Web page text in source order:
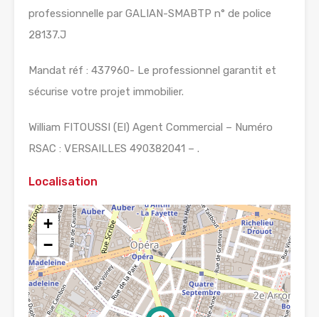
professionnelle par GALIAN-SMABTP n° de police
28137.J
Mandat réf : 437960- Le professionnel garantit et
sécurise votre projet immobilier.
William FITOUSSI (EI) Agent Commercial – Numéro
RSAC : VERSAILLES 490382041 – .
Localisation
+
−